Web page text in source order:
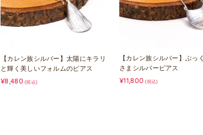
【カレン族シルバー】太陽にキラリ
と輝く美しいフォルムのピアス
¥8,480 (税込)
【カレン族シルバー】ぷっ
さまシルバーピアス
¥11,800 (税込)